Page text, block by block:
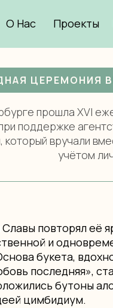
О Нас Проекты
российских звёзд /
ЦЕРЕМОНИЯ
прошла XVI
поддержке
который вручали
учётом
повторял её
и
букета,
последняя»,
бутоны
цимбидиум.